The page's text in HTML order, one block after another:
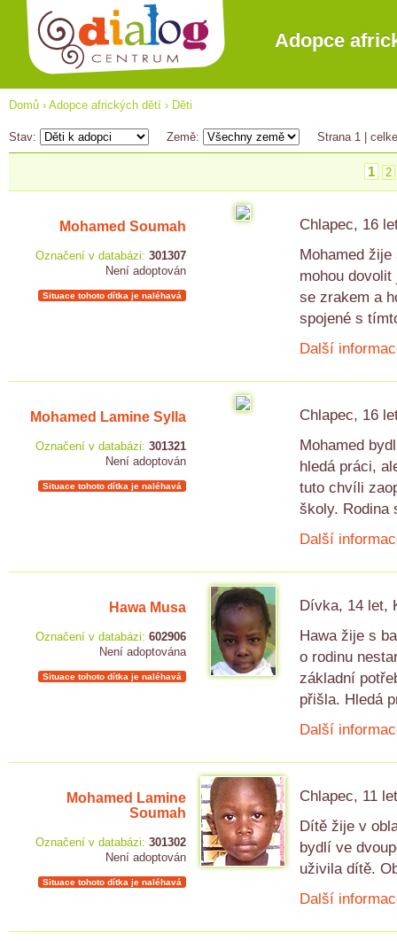
Adopce
Domů › Adopce afrických dětí › Děti
Stav: Země: Strana 1 |
1 2
Mohamed Soumah
Označení v databázi: 301307
Není adoptován
Situace tohoto dítka je naléhavá
Chlapec, 16
Mohamed
mohou
se zrakem a
spojené s
Další
Mohamed Lamine Sylla
Označení v databázi: 301321
Není adoptován
Situace tohoto dítka je naléhavá
Chlapec, 16
Mohamed
hledá práci,
tuto chvíli
školy. Rodina
Další
Hawa Musa
Označení v databázi: 602906
Není adoptována
Situace tohoto dítka je naléhavá
Dívka, 14 let,
Hawa žije s
o rodinu
základní
přišla. Hledá
Další
Mohamed Lamine
Soumah
Označení v databázi: 301302
Není adoptován
Situace tohoto dítka je naléhavá
Chlapec, 11
Dítě žije v
bydlí ve
uživila dítě.
Další